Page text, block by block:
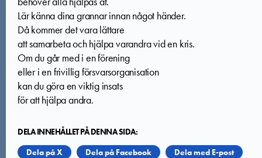
Lär känna dina grannar innan något händer.
Då kommer det vara lättare
att samarbeta och hjälpa varandra vid en kris.
Om du går med i en förening
eller i en frivillig försvarsorganisation
kan du göra en viktig insats
för att hjälpa andra.
DELA INNEHÅLLET PÅ DENNA SIDA:
Dela på X
Dela på Facebook Dela med E-post